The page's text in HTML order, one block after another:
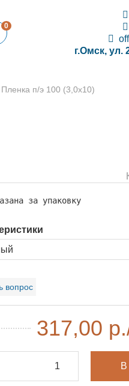
0
г.Омск, ул.
Пленка п/э 100 (3,0х10)
за упаковку
вопрос
317,00 р.
В